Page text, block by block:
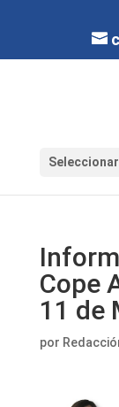
Cope
11 de
por